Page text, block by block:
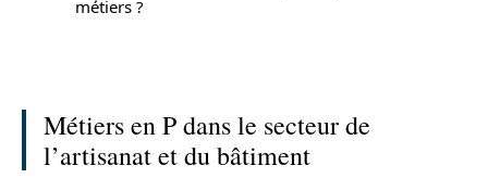
métiers ?
Métiers en P dans le secteur de
l’artisanat et du bâtiment